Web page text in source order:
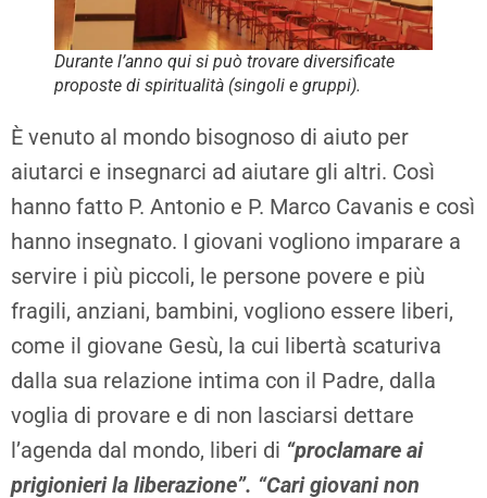
Durante l’anno qui si può trovare diversificate
proposte di spiritualità (singoli e gruppi).
È venuto al mondo bisognoso di aiuto per
aiutarci e insegnarci ad aiutare gli altri. Così
hanno fatto P. Antonio e P. Marco Cavanis e così
hanno insegnato. I giovani vogliono imparare a
servire i più piccoli, le persone povere e più
fragili, anziani, bambini, vogliono essere liberi,
come il giovane Gesù, la cui libertà scaturiva
dalla sua relazione intima con il Padre, dalla
voglia di provare e di non lasciarsi dettare
l’agenda dal mondo, liberi di “proclamare ai
prigionieri la liberazione”. “Cari giovani non